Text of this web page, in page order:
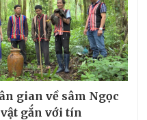
gian về sâm Ngọc
gắn với tín